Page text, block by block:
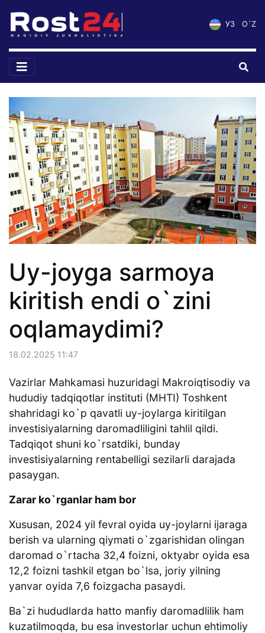
УЗ O`Z
Uy-joyga sarmoya
kiritish endi o`zini
oqlamaydimi?
18.02.2025 11:47
Vazirlar Mahkamasi huzuridagi Makroiqtisodiy va
hududiy tadqiqotlar instituti (MHTI) Toshkent
shahridagi ko`p qavatli uy-joylarga kiritilgan
investisiyalarning daromadliligini tahlil qildi.
Tadqiqot shuni ko`rsatdiki, bunday
investisiyalarning rentabelligi sezilarli darajada
pasaygan.
Zarar ko`rganlar ham bor
Xususan, 2024 yil fevral oyida uy-joylarni ijaraga
berish va ularning qiymati o`zgarishidan olingan
daromad o`rtacha 32,4 foizni, oktyabr oyida esa
12,2 foizni tashkil etgan bo`lsa, joriy yilning
yanvar oyida 7,6 foizgacha pasaydi.
Ba`zi hududlarda hatto manfiy daromadlilik ham
kuzatilmoqda, bu esa investorlar uchun ehtimoliy